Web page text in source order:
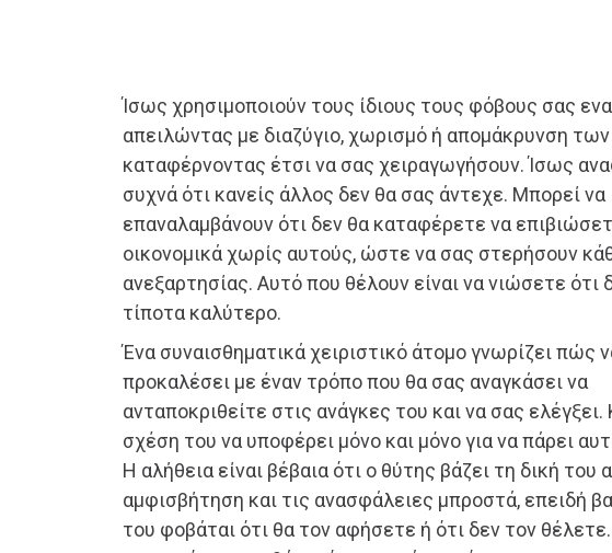
Ίσως χρησιμοποιούν τους ίδιους τους φόβους σας
απειλώντας με διαζύγιο, χωρισμό ή απομάκρυνση των
καταφέρνοντας έτσι να σας χειραγωγήσουν. Ίσως
συχνά ότι κανείς άλλος δεν θα σας άντεχε. Μπορεί να
επαναλαμβάνουν ότι δεν θα καταφέρετε να
οικονομικά χωρίς αυτούς, ώστε να σας στερήσουν
ανεξαρτησίας. Αυτό που θέλουν είναι να νιώσετε ότι
τίποτα καλύτερο.
Ένα συναισθηματικά χειριστικό άτομο γνωρίζει πώς
προκαλέσει με έναν τρόπο που θα σας αναγκάσει να
ανταποκριθείτε στις ανάγκες του και να σας ελέγξει.
σχέση του να υποφέρει μόνο και μόνο για να πάρει
Η αλήθεια είναι βέβαια ότι ο θύτης βάζει τη δική του
αμφισβήτηση και τις ανασφάλειες μπροστά, επειδή
του φοβάται ότι θα τον αφήσετε ή ότι δεν τον